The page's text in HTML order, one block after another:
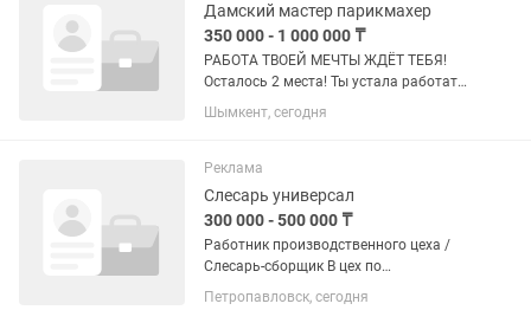
Дамский мастер парикмахер
350 000 - 1 000 000 ₸
РАБОТА ТВОЕЙ МЕЧТЫ ЖДЁТ ТЕБЯ!
Осталось 2 места! Ты устала работать
одна? Постоянно думать, как оплатить
аренду кресла, где найти новых
Шымкент, сегодня
Реклама
Слесарь универсал
300 000 - 500 000 ₸
Работник производственного цеха /
Слесарь-сборщик В цех по
изготовлению сельскохозяйственных
запчастей требуется работник.
Петропавловск, сегодня